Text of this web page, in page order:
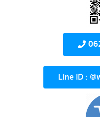
Line ID :